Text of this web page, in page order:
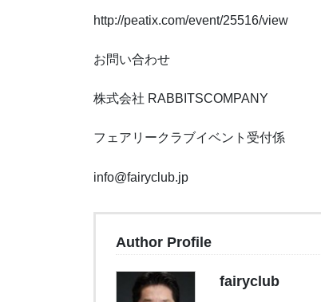
http://peatix.com/event/25516/view
お問い合わせ
株式会社 RABBITSCOMPANY
フェアリークラブイベント受付係
info@fairyclub.jp
Author Profile
fairyclub